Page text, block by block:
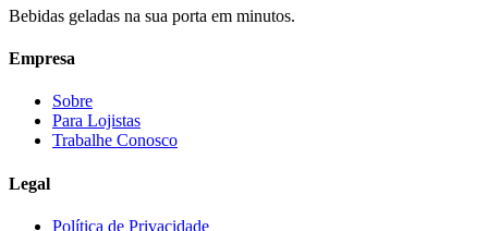
Bebidas geladas na sua porta em minutos.
Empresa
Sobre
Para Lojistas
Trabalhe Conosco
Legal
Política de Privacidade